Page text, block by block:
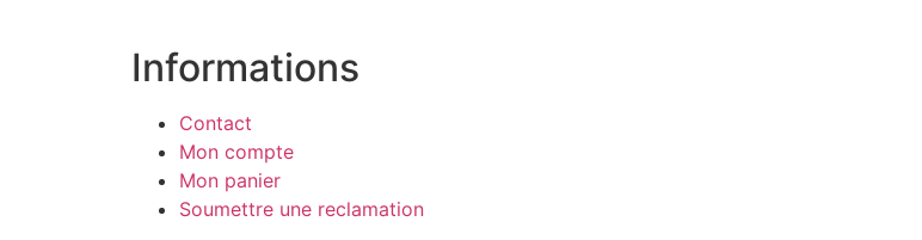
Informations
Contact
Mon compte
Mon panier
Soumettre une reclamation